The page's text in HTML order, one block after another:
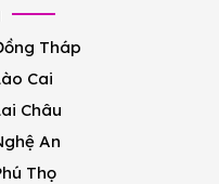
Tháp
Cai
Châu
An
Thọ